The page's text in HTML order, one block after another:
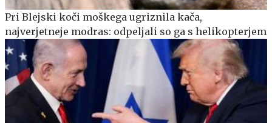
Pri Blejski koči moškega ugriznila kača,
najverjetneje modras: odpeljali so ga s helikopterjem